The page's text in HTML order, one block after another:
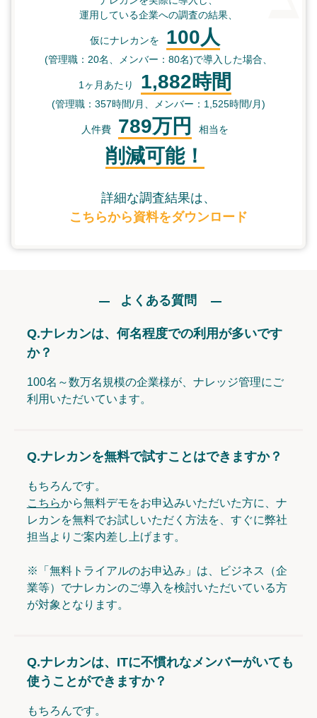
運用している企業への調査の結果、
仮にナレカンを 100人
(管理職：20名、メンバー：80名)で導入した場合、
1ヶ月あたり 1,882時間
(管理職：357時間/月、メンバー：1,525時間/月)
人件費 789万円 相当を
削減可能！
詳細な調査結果は、
こちらから資料をダウンロード
よくある質問
Q.ナレカンは、何名程度での利用が多いです
か？
100名～数万名規模の企業様が、ナレッジ管理にご
利用いただいています。
Q.ナレカンを無料で試すことはできますか？
もちろんです。
こちらから無料デモをお申込みいただいた方に、ナ
レカンを無料でお試しいただく方法を、すぐに弊社
担当よりご案内差し上げます。
※「無料トライアルのお申込み」は、ビジネス（企
業等）でナレカンのご導入を検討いただいている方
が対象となります。
Q.ナレカンは、ITに不慣れなメンバーがいても
使うことができますか？
もちろんです。